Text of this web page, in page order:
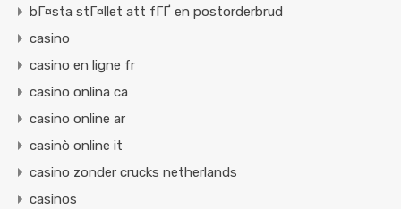
bГ¤sta stГ¤llet att fГҐ en postorderbrud
casino
casino en ligne fr
casino onlina ca
casino online ar
casinò online it
casino zonder crucks netherlands
casinos